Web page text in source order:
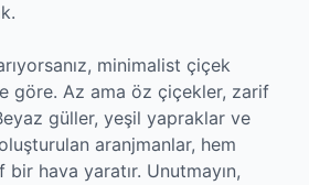
minimalist çiçek
göre. Az ama öz çiçekler, zarif
güller, yeşil yapraklar ve
aranjmanlar, hem
hava yaratır. Unutmayın,